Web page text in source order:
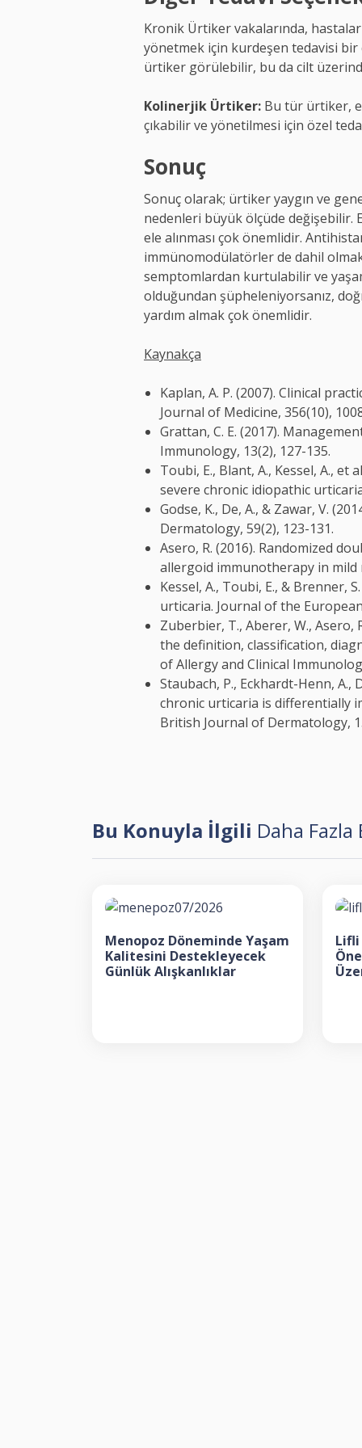
Kronik Ürtiker vakalarında,
yönetmek için kurdeşen tedavisi
ürtiker görülebilir, bu da cilt
Kolinerjik Ürtiker: Bu tür ürtiker,
çıkabilir ve yönetilmesi için özel
Sonuç
Sonuç olarak; ürtiker yaygın ve
nedenleri büyük ölçüde
ele alınması çok önemlidir.
immünomodülatörler de dahil
semptomlardan kurtulabilir ve
olduğundan şüpheleniyorsanız,
yardım almak çok önemlidir.
Kaynakça
Kaplan, A. P. (2007). Clinical
Journal of Medicine, 356(10),
Grattan, C. E. (2017).
Immunology, 13(2), 127-135.
Toubi, E., Blant, A., Kessel, A.,
severe chronic idiopathic
Godse, K., De, A., & Zawar, V.
Dermatology, 59(2), 123-131.
Asero, R. (2016). Randomized
allergoid immunotherapy in mild
Kessel, A., Toubi, E., & Brenner,
urticaria. Journal of the
Zuberbier, T., Aberer, W., Asero,
the definition, classification,
of Allergy and Clinical
Staubach, P., Eckhardt-Henn,
chronic urticaria is differentially
British Journal of Dermatology,
Bu Konuyla İlgili Daha Fazla
Menopoz Döneminde Yaşam
Kalitesini Destekleyecek
Günlük Alışkanlıklar
Lifli